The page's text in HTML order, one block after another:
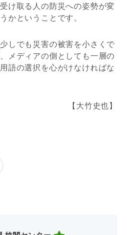
け取る人の防災への姿勢が変
かということです。
しでも災害の被害を小さくで
メディアの側としても一層の
語の選択を心がけなければな
【大竹史也】